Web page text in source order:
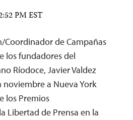
PM EST
Coordinador de Campañas
los fundadores del
Ríodoce, Javier Valdez
noviembre a Nueva York
los Premios
Libertad de Prensa en la